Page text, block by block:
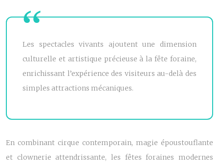
Les spectacles vivants ajoutent une dimension
culturelle et artistique précieuse à la fête foraine,
enrichissant l’expérience des visiteurs au-delà des
simples attractions mécaniques.
En combinant cirque contemporain, magie époustouflante
et clownerie attendrissante, les fêtes foraines modernes